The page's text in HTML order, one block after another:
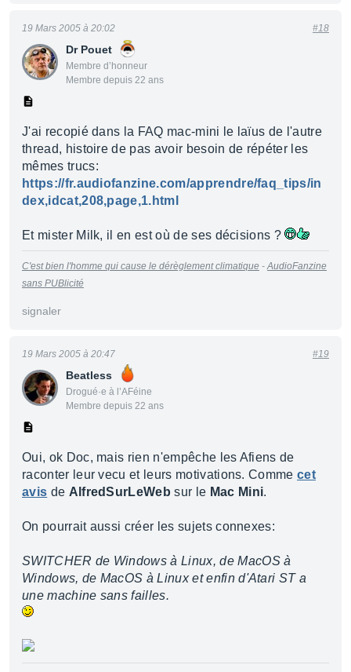
Dr Pouet
Membre d’honneur
Membre depuis 22 ans
19 Mars 2005 à 20:02 #18
J'ai recopié dans la FAQ mac-mini le laïus de l'autre
thread, histoire de pas avoir besoin de répéter les
mêmes trucs:
https://fr.audiofanzine.com/apprendre/faq_tips/in
dex,idcat,208,page,1.html
Et mister Milk, il en est où de ses décisions ?
C'est bien l'homme qui cause le dérèglement climatique -AudioFanzine
sans PUBlicité
signaler
Beatless
Drogué·e à l’AFéine
Membre depuis 22 ans
19 Mars 2005 à 20:47 #19
Oui, ok Doc, mais rien n'empêche les Afiens de
raconter leur vecu et leurs motivations. Commecet
avis de AlfredSurLeWeb sur le Mac Mini.
On pourrait aussi créer les sujets connexes:
SWITCHER de Windows à Linux, de MacOS à
Windows, de MacOS à Linux et enfin d'Atari ST a
une machine sans failles.